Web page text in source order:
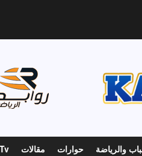
والرياضة حوارات مقالات